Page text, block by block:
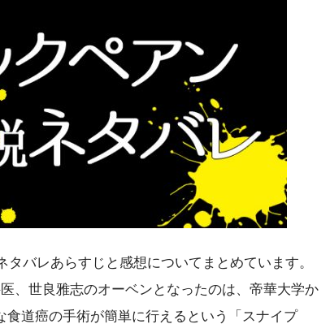
バレあらすじと感想についてまとめています。
、世良雅志のオーベンとなったのは、帝華大学か
食道癌の手術が簡単に行えるという「スナイプ